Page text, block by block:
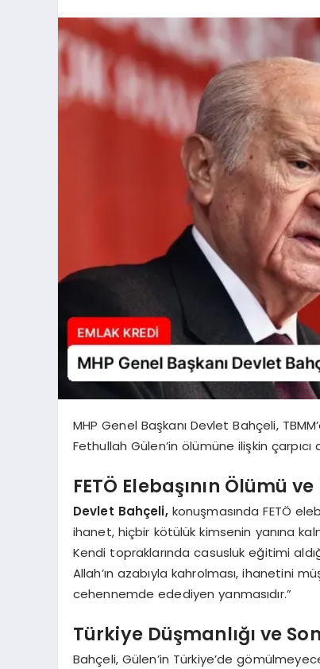
MHP Genel Başkanı Devlet Bahçeli,
Fethullah Gülen’in ölümüne ilişkin
FETÖ Elebaşının Ölümü
Devlet Bahçeli,konuşmasında FETÖ
ihanet, hiçbir kötülük kimsenin yanına
Kendi topraklarında casusluk eğitimi
Allah’ın azabıyla kahrolması, ihanetini
cehennemde edediyen yanmasıdır.”
Türkiye Düşmanlığı ve
Bahçeli, Gülen’in Türkiye’de